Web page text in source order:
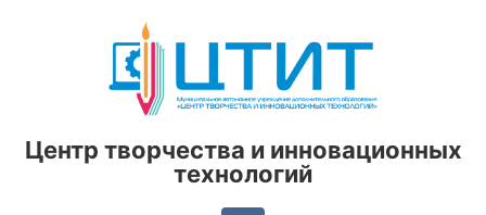
Центр творчества и инновационных
технологий